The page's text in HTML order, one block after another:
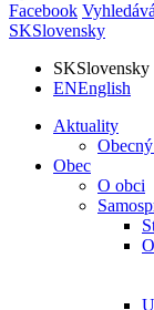
Facebook
SKSlovensky
SKSlovensky
ENEnglish
Aktuality
Obec
O obci